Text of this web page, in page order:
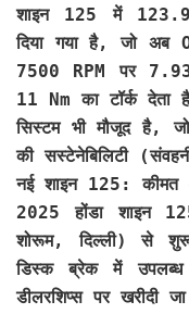
शाइन 125 में
दिया गया है, जो अब
7500 RPM पर
11 Nm का टॉर्क
सिस्टम भी मौजूद है,
की सस्टेनेबिलिटी
नई शाइन 125: कीमत
2025 होंडा शाइन
शोरूम, दिल्ली) से
डिस्क ब्रेक में
डीलरशिप्स पर खरीदी